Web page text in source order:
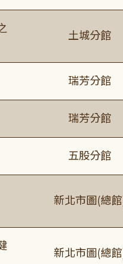
土城分館
瑞芳分館
瑞芳分館
五股分館
新北市圖(總
新北市圖(總